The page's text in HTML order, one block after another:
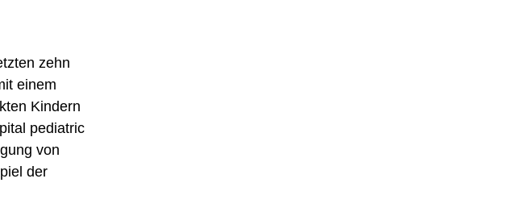
zehn
einem
Kindern
pediatric
von
der